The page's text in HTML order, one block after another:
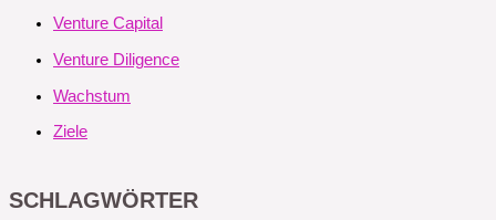
Venture Capital
Venture Diligence
Wachstum
Ziele
SCHLAGWÖRTER